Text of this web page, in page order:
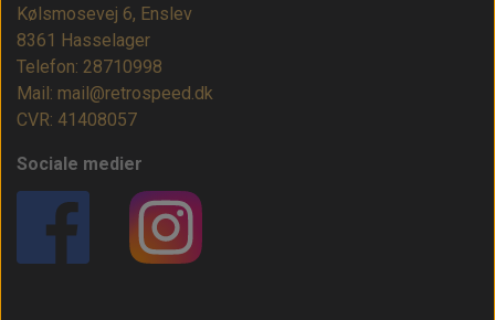
Kølsmosevej 6, Enslev
8361 Hasselager
Telefon: 28710998
Mail: mail@retrospeed.dk
CVR: 41408057
Sociale medier